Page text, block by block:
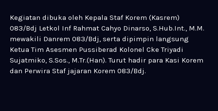
Kegiatan dibuka oleh Kepala Staf Korem (Kasrem)
083/Bdj Letkol Inf Rahmat Cahyo Dinarso, S.Hub.Int., M.M.
mewakili Danrem 083/Bdj, serta dipimpin langsung
Ketua Tim Asesmen Pussiberad Kolonel Cke Triyadi
Sujatmiko, S.Sos., M.Tr.(Han). Turut hadir para Kasi Korem
dan Perwira Staf jajaran Korem 083/Bdj.